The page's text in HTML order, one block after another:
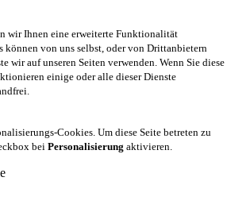
wir Ihnen eine erweiterte Funktionalität
können von uns selbst, oder von Drittanbietern
wir auf unseren Seiten verwenden. Wenn Sie diese
einige oder alle dieser Dienste
Cookies. Um diese Seite betreten zu
bei Personalisierung aktivieren.